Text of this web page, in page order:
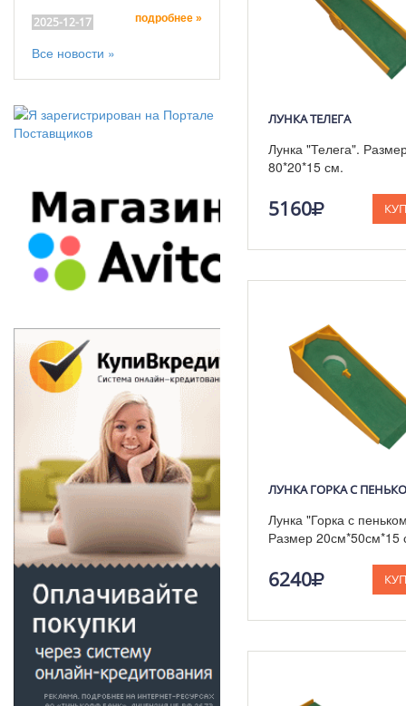
2025-12-17 подробнее »
Все новости »
ЛУНКА ТЕЛЕГА
Лунка "Телега".
80*20*15 см.
5160
ЛУНКА ГОРКА С
Лунка "Горка с
Размер 20см*50см*15
6240